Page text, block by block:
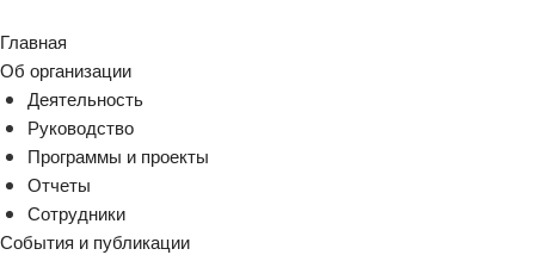
Главная
Об организации
Деятельность
Руководство
Программы и проекты
Отчеты
Сотрудники
События и публикации